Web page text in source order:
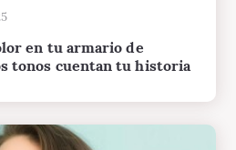
en tu armario de
tonos cuentan tu historia